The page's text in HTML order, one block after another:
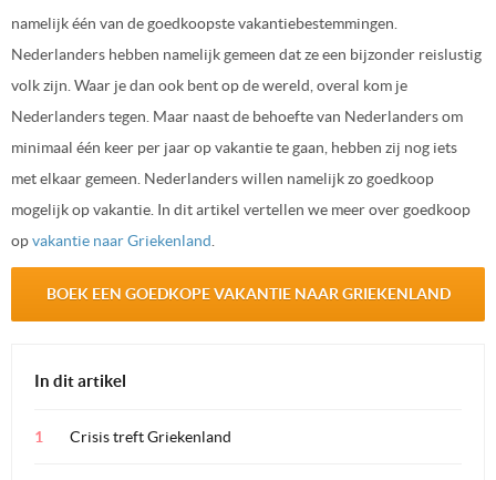
namelijk één van de goedkoopste vakantiebestemmingen.
Nederlanders hebben namelijk gemeen dat ze een bijzonder reislustig
volk zijn. Waar je dan ook bent op de wereld, overal kom je
Nederlanders tegen. Maar naast de behoefte van Nederlanders om
minimaal één keer per jaar op vakantie te gaan, hebben zij nog iets
met elkaar gemeen. Nederlanders willen namelijk zo goedkoop
mogelijk op vakantie. In dit artikel vertellen we meer over goedkoop
opvakantie naar Griekenland
BOEK EEN GOEDKOPE VAKANTIE NAAR GRIEKENLAND
In dit artikel
Crisis treft Griekenland